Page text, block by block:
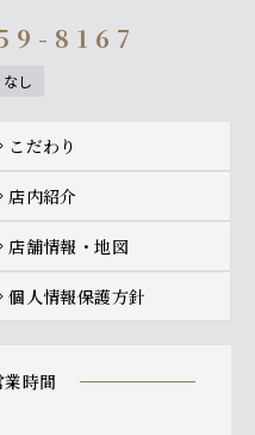
8167
なし
chevron_right こだわり
chevron_right 店内紹介
chevron_right 店舗情報・地図
chevron_right 個人情報保護方針
業時間